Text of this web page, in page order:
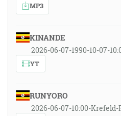
MP3
KINANDE
2026-06-07-1990-10-07-
YT
RUNYORO
2026-06-07-10:00-Krefeld-